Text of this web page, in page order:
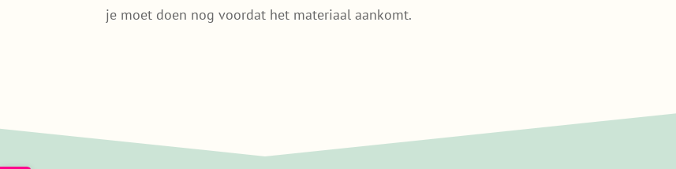
je moet doen nog voordat het materiaal aankomt.